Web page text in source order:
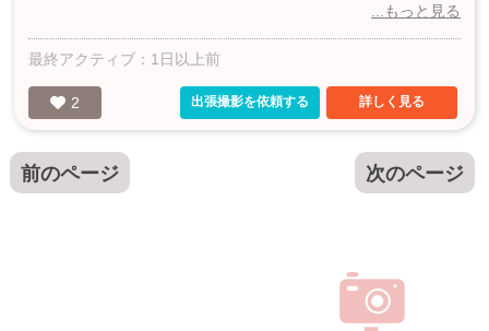
...もっと見る
最終アクティブ：1日以上前
2 出張撮影を依頼する 詳しく見る
前のページ 次のページ